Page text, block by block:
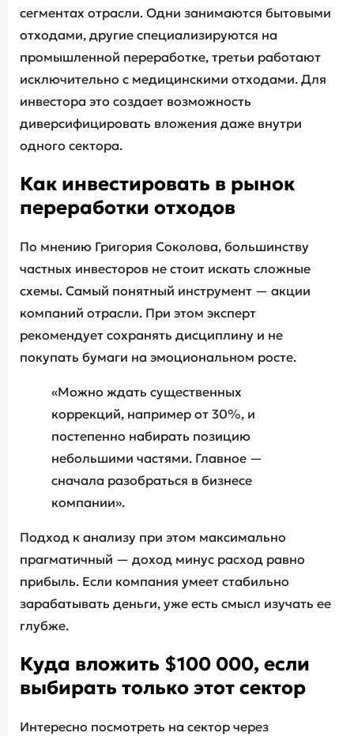
сегментах отрасли. Одни занимаются бытовыми
отходами, другие специализируются на
промышленной переработке, третьи работают
исключительно с медицинскими отходами. Для
инвестора это создает возможность
диверсифицировать вложения даже внутри
одного сектора.
Как инвестировать в рынок
переработки отходов
По мнению Григория Соколова, большинству
частных инвесторов не стоит искать сложные
схемы. Самый понятный инструмент — акции
компаний отрасли. При этом эксперт
рекомендует сохранять дисциплину и не
покупать бумаги на эмоциональном росте.
«Можно ждать существенных
коррекций, например от 30%, и
постепенно набирать позицию
небольшими частями. Главное —
сначала разобраться в бизнесе
компании».
Подход к анализу при этом максимально
прагматичный — доход минус расход равно
прибыль. Если компания умеет стабильно
зарабатывать деньги, уже есть смысл изучать ее
глубже.
Куда вложить $100 000, если
выбирать только этот сектор
Интересно посмотреть на сектор через